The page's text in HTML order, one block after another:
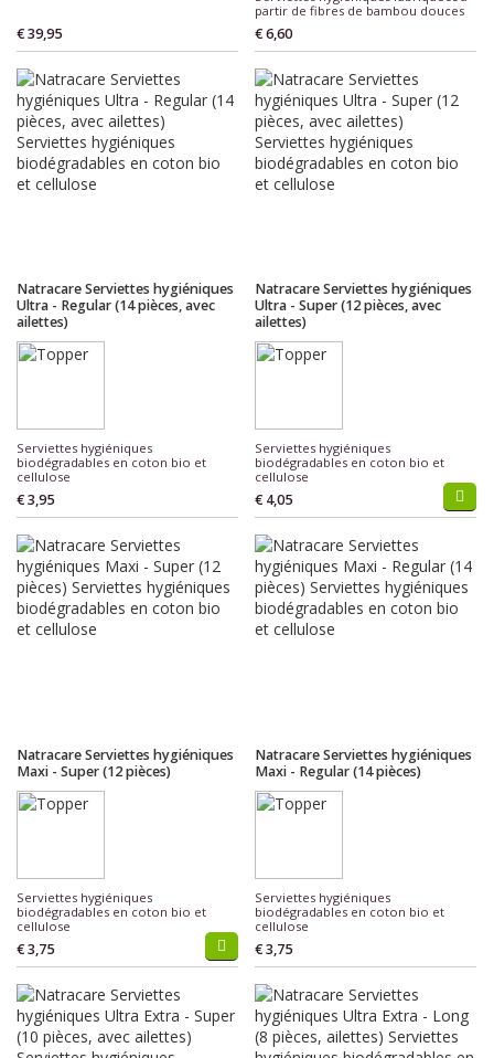
€ 39,95
partir de fibres de bambou douces
€ 6,60
Natracare Serviettes hygiéniques
Ultra - Regular (14 pièces, avec
ailettes)
Serviettes hygiéniques
biodégradables en coton bio et
cellulose
€ 3,95
Natracare Serviettes hygiéniques
Ultra - Super (12 pièces, avec
ailettes)
Serviettes hygiéniques
biodégradables en coton bio et
cellulose
€ 4,05
Natracare Serviettes hygiéniques
Maxi - Super (12 pièces)
Serviettes hygiéniques
biodégradables en coton bio et
cellulose
€ 3,75
Natracare Serviettes hygiéniques
Maxi - Regular (14 pièces)
Serviettes hygiéniques
biodégradables en coton bio et
cellulose
€ 3,75